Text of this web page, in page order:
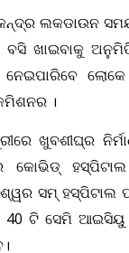
ଲକଡାଉନ
ବସି ଖାଇବାକୁ
ନେଇପାରିବେ
।
ଖୁବଶୀଘ୍ର
କୋଭିଡ୍
ସମ୍ ହସ୍ପିଟାଲ
ଟି ସେମି ଆଇସିୟୁ